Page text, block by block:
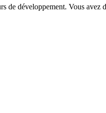
de développement. Vous avez